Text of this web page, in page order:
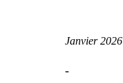
Janvier 2026
-